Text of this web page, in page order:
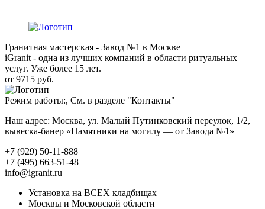
Гранитная мастерская - Завод №1 в Москве
iGranit - одна из лучших компаний в области ритуальных
услуг. Уже более 15 лет.
от 9715 руб.
Режим работы:, См. в разделе "Контакты"
Наш адрес: Москва, ул. Малый Путинковский переулок, 1/2,
вывеска-банер «Памятники на могилу — от Завода №1»
+7 (929) 50-11-888
+7 (495) 663-51-48
info@igranit.ru
Установка на ВСЕХ кладбищах
Москвы и Московской области